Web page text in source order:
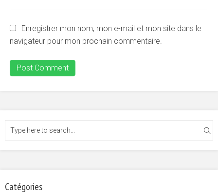
Enregistrer mon nom, mon e-mail et mon site dans le
navigateur pour mon prochain commentaire.
Catégories